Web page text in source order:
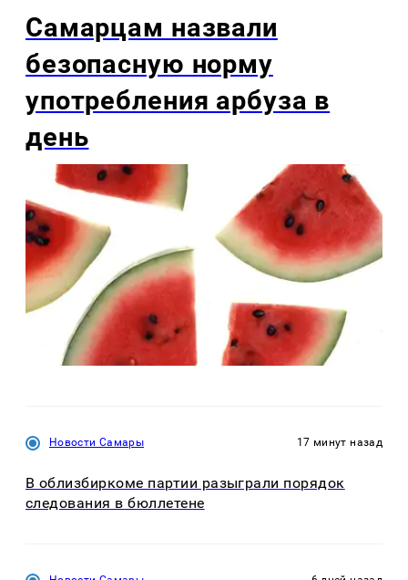
Самарцам назвали
безопасную норму
употребления арбуза в
день
Новости Самары 17 минут назад
В облизбиркоме партии разыграли порядок
следования в бюллетене